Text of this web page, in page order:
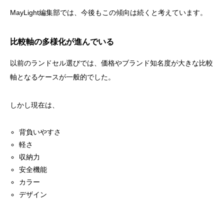
MayLight編集部では、今後もこの傾向は続くと考えています。
比較軸の多様化が進んでいる
以前のランドセル選びでは、価格やブランド知名度が大きな比較
軸となるケースが一般的でした。
しかし現在は、
背負いやすさ
軽さ
収納力
安全機能
カラー
デザイン